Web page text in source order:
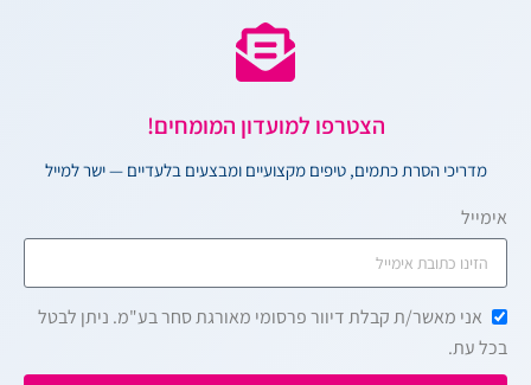
הצטרפו למועדון המומחים!
מדריכי הסרת כתמים, טיפים מקצועיים ומבצעים בלעדיים — ישר למייל
אימייל
אני מאשר/ת קבלת דיוור פרסומי מאורגת סחר בע"מ. ניתן לבטל
בכל עת.